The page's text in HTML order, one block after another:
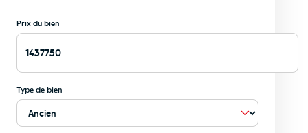
Prix du bien
Type de bien